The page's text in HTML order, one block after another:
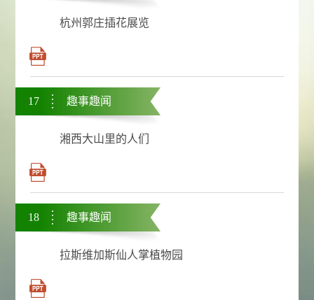
杭州郭庄插花展览
17 趣事趣闻
湘西大山里的人们
18 趣事趣闻
拉斯维加斯仙人掌植物园